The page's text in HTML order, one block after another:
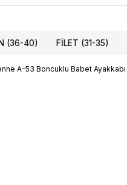
(36-40) FILET (31-35)
A-53 Boncuklu Babet